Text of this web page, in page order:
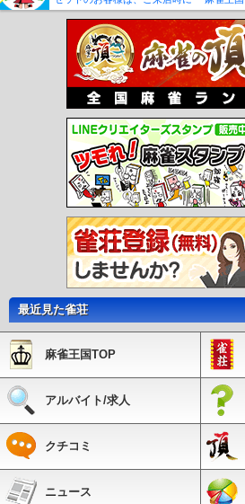
最近見た雀荘
麻雀王国TOP
アルバイト/求人
クチコミ
ニュース